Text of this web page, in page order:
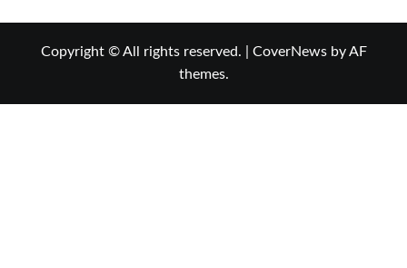
Copyright © All rights reserved. CoverNewsby AF
themes.